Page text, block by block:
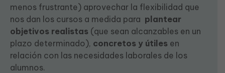
menos frustrante) aprovechar la flexibilidad que
nos dan los cursos a medida para plantear
objetivos realistas (que sean alcanzables en un
plazo determinado), concretos y útiles en
relación con las necesidades laborales de los
alumnos.